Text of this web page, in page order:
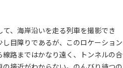
て、海岸沿いを走る列車を撮影でき
目障りであるが、このロケーション
路まではかなり遠く、トンネルの合